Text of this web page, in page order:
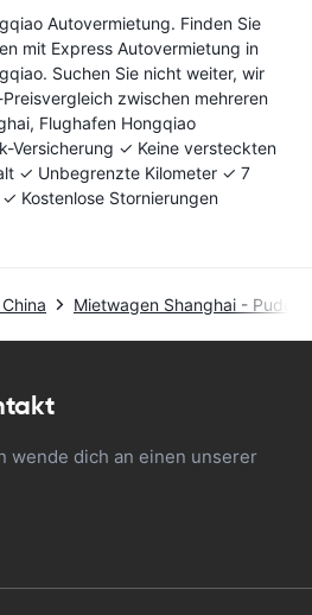
Autovermietung. Finden Sie
mit Express Autovermietung in
Suchen Sie nicht weiter, wir
zwischen mehreren
Flughafen Hongqiao
Versicherung ✓ Keine versteckten
✓ Unbegrenzte Kilometer ✓ 7
Kostenlose Stornierungen
Mietwagen Shanghai - Pudong
wende dich an einen unserer